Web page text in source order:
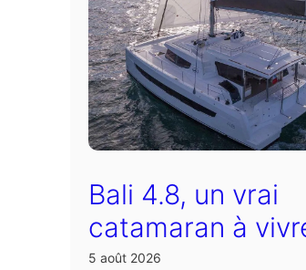
Bali 4.8, un vrai
catamaran à
5 août 2026